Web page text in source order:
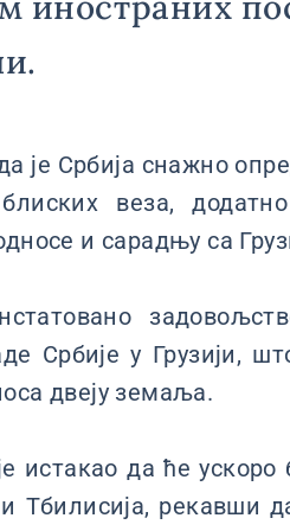
је Србија снажно
веза,
и сарадњу са
Србије у Грузији,
двеју земаља.
истакао да ће
Тбилисија, рекавши